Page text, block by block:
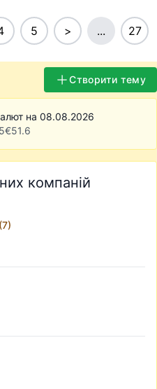
5 > ... 27
Створити тему
на 08.08.2026
€51.6
компаній